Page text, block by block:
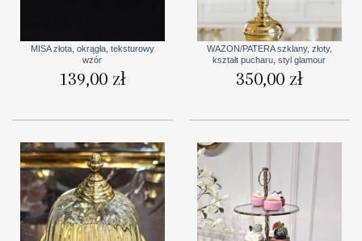
MISA złota, okrągła, teksturowy
wzór
139,00 zł
WAZON/PATERA szklany, złoty,
kształt pucharu, styl glamour
350,00 zł